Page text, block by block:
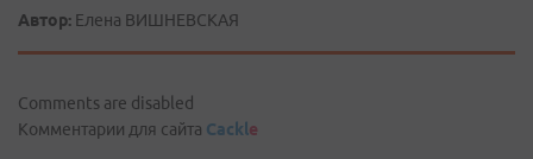
Автор: Елена ВИШНЕВСКАЯ
Comments are disabled
Комментарии для сайта Cackle